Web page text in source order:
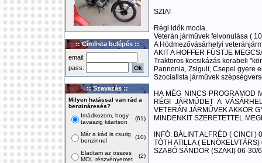
:: Címlista belépés ::
email:
pass:
:: Szavazás ::
Milyen hatással van rád a
benzináresés?
Imádkozom, hogy
tavaszig kitartson
(61)
Már a kád is csurig
benzinnel
(10)
Eladtam az összes
MOL részvényemet
(2)
SZIA!
Régi idők mocia.
Veterán járművek felvonulása (
A Hódmezővásárhelyi
AKIT A HOFFER FÜSTJE
Traktoros kocsikázás korabeli
Pannonia, Zsiguli, Csepel gyere
Szocialista járművek
HA MÉG NINCS PROGRAMOD
RÉGI JÁRMŰDET A
VETERÁN JÁRMŰVEK AKKOR
MINDENKIT SZERETETTEL
INFÓ: BÁLINT ALFRÉD ( CINCI )
TÓTH ATILLA (
SZABÓ SÁNDOR (SZAKI) 06-30/